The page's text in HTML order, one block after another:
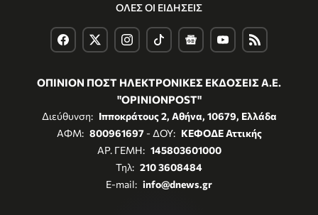
ΟΛΕΣ ΟΙ ΕΙΔΗΣΕΙΣ
ΟΠΙΝΙΟΝ ΠΟΣΤ ΗΛΕΚΤΡΟΝΙΚΕΣ ΕΚΔΟΣΕΙΣ Α.Ε.
"OPINIONPOST"
Διεύθυνση: Ιπποκράτους 2, Αθήνα, 10679, Ελλάδα
ΑΦΜ: 800961697- ΔΟΥ: ΚΕΦΟΔΕ Αττικής
ΑΡ. ΓΕΜΗ: 145803601000
Τηλ: 210 3608484
E-mail: info@dnews.gr